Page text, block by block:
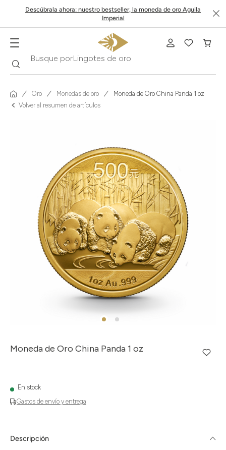
Descúbrala ahora: nuestro bestseller, la moneda de oro Aguila
Imperial
Busque por
Oro Monedas de oro
Moneda de Oro China Panda 1 oz
Volver al resumen de artículos
Moneda de Oro China Panda 1 oz
Gastos de envío y entrega
En stock
Descripción